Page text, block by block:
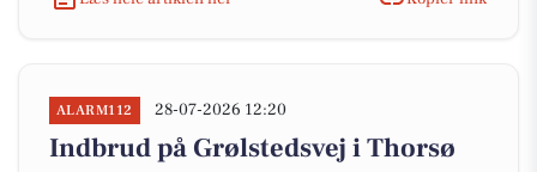
ALARM112 28-07-2026 12:20
Indbrud på Grølstedsvej i Thorsø